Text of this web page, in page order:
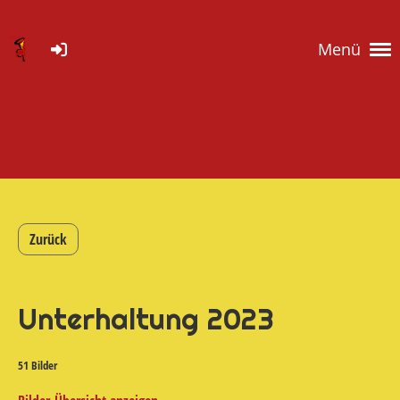
Menü
Zurück
Unterhaltung 2023
51 Bilder